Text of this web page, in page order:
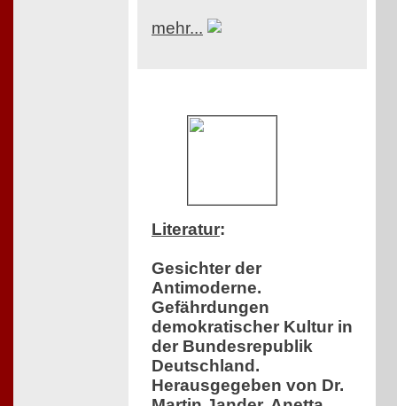
mehr...
Literatur:
Gesichter der
Antimoderne.
Gefährdungen
demokratischer Kultur in
der Bundesrepublik
Deutschland.
Herausgegeben von Dr.